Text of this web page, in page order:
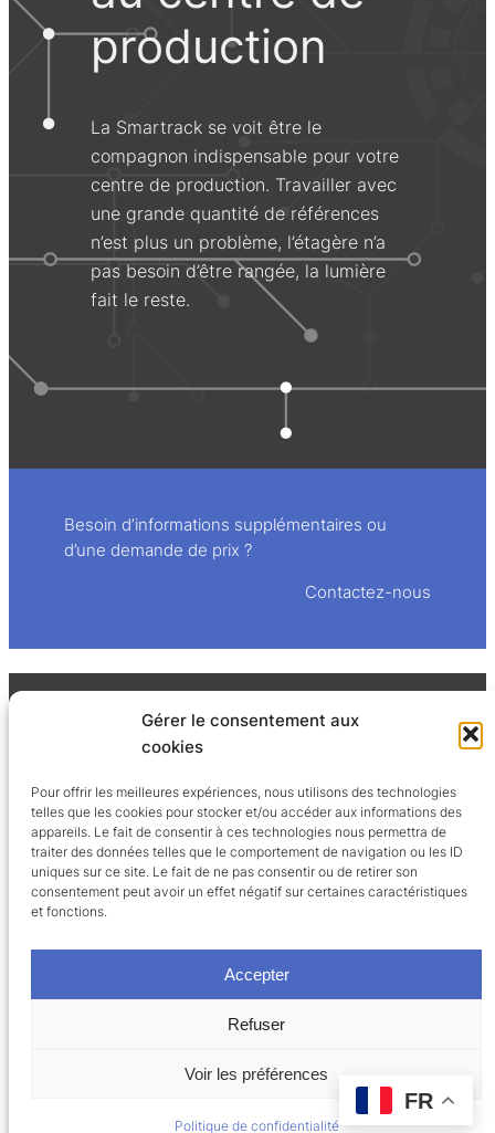
Gérer le consentement aux
cookies
Pour offrir les meilleures expériences, nous utilisons des technologies
telles que les cookies pour stocker et/ou accéder aux informations des
appareils. Le fait de consentir à ces technologies nous permettra de
traiter des données telles que le comportement de navigation ou les ID
uniques sur ce site. Le fait de ne pas consentir ou de retirer son
consentement peut avoir un effet négatif sur certaines caractéristiques
et fonctions.
Accepter
Refuser
Voir les préférences
Politique de confidentialité
production
La Smartrack se voit être le
compagnon indispensable pour votre
centre de production. Travailler avec
une grande quantité de références
n’est plus un problème, l’étagère n’a
pas besoin d’être rangée, la lumière
fait le reste.
Besoin d’informations supplémentaires ou
d’une demande de prix ?
Contactez-nous
PLAN MEDICATION
1 rue du Long Douet
14760 Bretteville-sur-Odon
CONTACT@PLANMEDICATION.FR
PRODUITS
Julia
RESSOURCES
Événements
La PDA
ASSISTANCE
Politique de confidentialité
FR